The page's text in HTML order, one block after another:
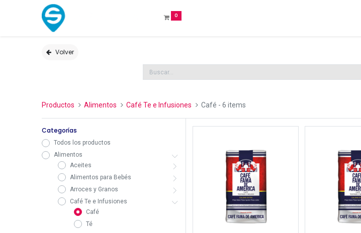
0
Volver
Productos Alimentos Café Te e Infusiones Café - 6 items
Categorías
Todos los productos
Alimentos
Aceites
Alimentos para Bebés
Arroces y Granos
Café Te e Infusiones
Café
Té